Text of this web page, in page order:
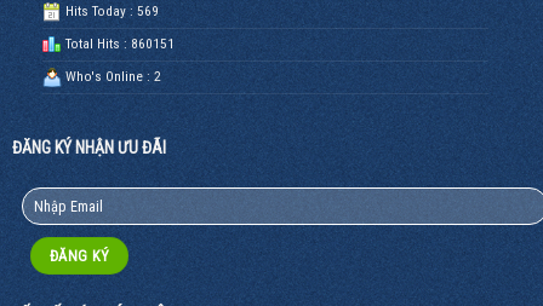
Hits Today : 569
Total Hits : 860151
Who's Online : 2
ĐĂNG KÝ NHẬN ƯU ĐÃI